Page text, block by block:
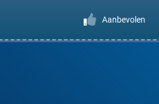
Aanbevolen